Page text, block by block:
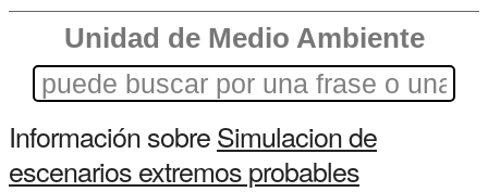
Unidad de Medio Ambiente
Información sobreSimulacion de
escenarios extremos probables